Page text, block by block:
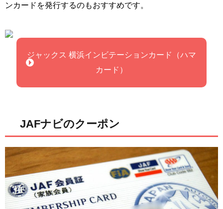
ンカードを発行するのもおすすめです。
ジャックス 横浜インビテーションカード（ハマ
カード）
JAFナビのクーポン